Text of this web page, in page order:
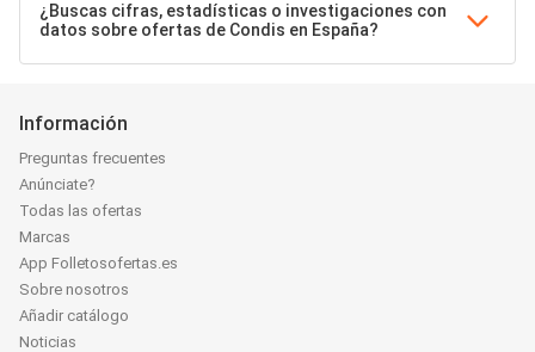
¿Buscas cifras, estadísticas o investigaciones con
datos sobre ofertas de Condis en España?
Información
Preguntas frecuentes
Anúnciate?
Todas las ofertas
Marcas
App Folletosofertas.es
Sobre nosotros
Añadir catálogo
Noticias